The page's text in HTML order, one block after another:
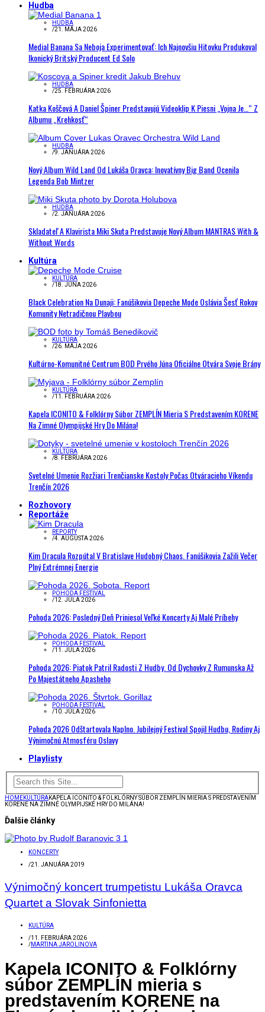
Hudba
HUDBA
/21. MÁJA 2026
Medial Banana Sa Neboja Experimentovať: Ich Najnovšiu Hitovku Produkoval
Ikonický Britský Producent Ed Solo
HUDBA
/25. FEBRUÁRA 2026
Katka Koščová A Daniel Špiner Predstavujú Videoklip K Piesni „Vojna Je…“ Z
Albumu „Krehkosť“
HUDBA
/9. JANUÁRA 2026
Nový Album Wild Land Od Lukáša Oravca: Inovatívny Big Band Ocenila
Legenda Bob Mintzer
HUDBA
/2. JANUÁRA 2026
Skladateľ A Klavirista Miki Skuta Predstavuje Nový Album MANTRAS With &
Without Words
Kultúra
KULTÚRA
/18. JÚNA 2026
Black Celebration Na Dunaji: Fanúšikovia Depeche Mode Oslávia Šesť Rokov
Komunity Netradičnou Plavbou
KULTÚRA
/26. MÁJA 2026
Kultúrno-Komunitné Centrum BOD Prvého Júna Oficiálne Otvára Svoje Brány
KULTÚRA
/11. FEBRUÁRA 2026
Kapela ICONITO & Folklórny Súbor ZEMPLÍN Mieria S Predstavením KORENE
Na Zimné Olympijské Hry Do Milána!
KULTÚRA
/8. FEBRUÁRA 2026
Svetelné Umenie Rozžiari Trenčianske Kostoly Počas Otváracieho Víkendu
Trenčín 2026
Rozhovory
Reportáže
REPORTY
/4. AUGUSTA 2026
Kim Dracula Rozpútal V Bratislave Hudobný Chaos. Fanúšikovia Zažili Večer
Plný Extrémnej Energie
POHODA FESTIVAL
/12. JÚLA 2026
Pohoda 2026: Posledný Deň Priniesol Veľké Koncerty Aj Malé Príbehy
POHODA FESTIVAL
/11. JÚLA 2026
Pohoda 2026: Piatok Patril Radosti Z Hudby. Od Dychovky Z Rumunska Až
Po Majestátneho Apasheho
POHODA FESTIVAL
/10. JÚLA 2026
Pohoda 2026 Odštartovala Naplno. Jubilejný Festival Spojil Hudbu, Rodiny Aj
Výnimočnú Atmosféru Oslavy
Playlisty
HOMEKULTÚRAKAPELA ICONITO & FOLKLÓRNY SÚBOR ZEMPLÍN MIERIA S PREDSTAVENÍM
KORENE NA ZIMNÉ OLYMPIJSKÉ HRY DO MILÁNA!
Ďalšie články
KONCERTY
/21. JANUÁRA 2019
Výnimočný koncert trumpetistu Lukáša Oravca
Quartet a Slovak Sinfonietta
KULTÚRA
/11. FEBRUÁRA 2026
/MARTINA JAROLINOVA
Kapela ICONITO & Folklórny
súbor ZEMPLÍN mieria s
predstavením KORENE na